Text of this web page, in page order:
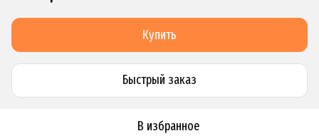
Купить
Быстрый заказ
В избранное